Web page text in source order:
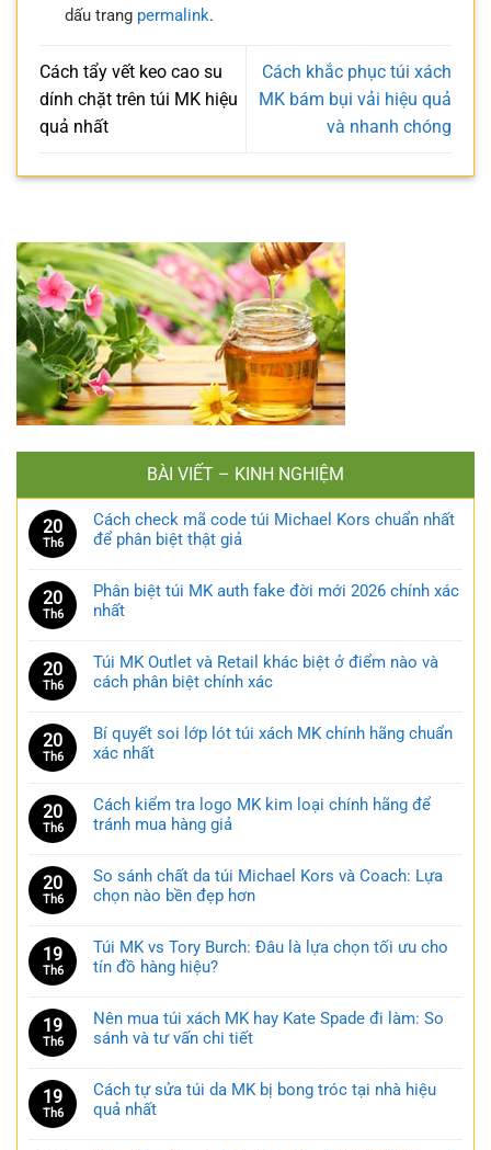
dấu trang permalink.
Cách tẩy vết keo cao su
dính chặt trên túi MK hiệu
quả nhất
Cách khắc phục túi xách
MK bám bụi vải hiệu quả
và nhanh chóng
BÀI VIẾT – KINH NGHIỆM
20
Th6
Cách check mã code túi Michael Kors chuẩn nhất
để phân biệt thật giả
20
Th6
Phân biệt túi MK auth fake đời mới 2026 chính xác
nhất
20
Th6
Túi MK Outlet và Retail khác biệt ở điểm nào và
cách phân biệt chính xác
20
Th6
Bí quyết soi lớp lót túi xách MK chính hãng chuẩn
xác nhất
20
Th6
Cách kiểm tra logo MK kim loại chính hãng để
tránh mua hàng giả
20
Th6
So sánh chất da túi Michael Kors và Coach: Lựa
chọn nào bền đẹp hơn
19
Th6
Túi MK vs Tory Burch: Đâu là lựa chọn tối ưu cho
tín đồ hàng hiệu?
19
Th6
Nên mua túi xách MK hay Kate Spade đi làm: So
sánh và tư vấn chi tiết
19
Th6
Cách tự sửa túi da MK bị bong tróc tại nhà hiệu
quả nhất